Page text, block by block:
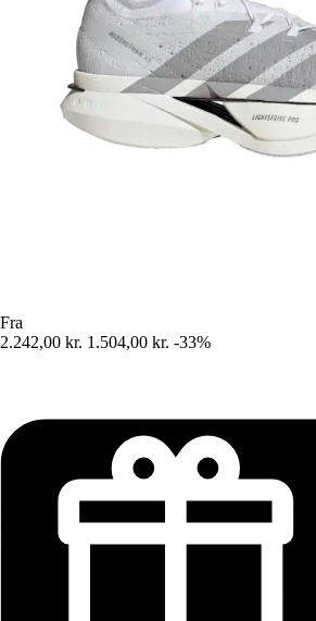
Fra
2.242,00 kr. 1.504,00 kr. -33%